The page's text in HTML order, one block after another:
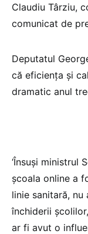
Claudiu Târziu,
comunicat de
Deputatul
că eficienţa şi
dramatic anul
‘Însuşi ministrul
şcoala online a
linie sanitară,
închiderii
ar fi avut o